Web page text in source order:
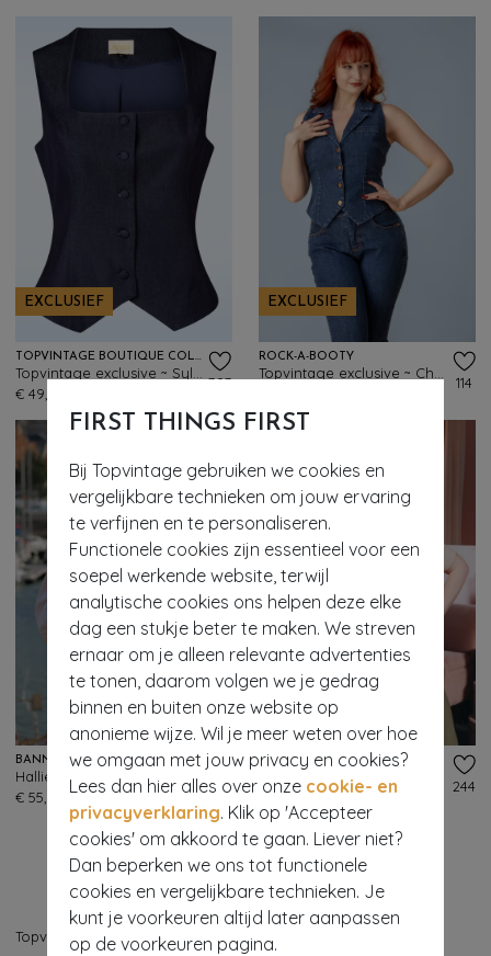
FIRST THINGS FIRST
Bij Topvintage gebruiken we cookies en
vergelijkbare technieken om jouw ervaring
te verfijnen en te personaliseren.
Functionele cookies zijn essentieel voor een
soepel werkende website, terwijl
analytische cookies ons helpen deze elke
dag een stukje beter te maken. We streven
ernaar om je alleen relevante advertenties
te tonen, daarom volgen we je gedrag
binnen en buiten onze website op
anonieme wijze. Wil je meer weten over hoe
we omgaan met jouw privacy en cookies?
Lees dan hier alles over onze cookie- en
privacyverklaring. Klik op 'Accepteer
cookies' om akkoord te gaan. Liever niet?
Dan beperken we ons tot functionele
cookies en vergelijkbare technieken. Je
kunt je voorkeuren altijd later aanpassen
op de voorkeuren pagina.
EXCLUSIEF
TOPVINTAGE BOUTIQUE COLLECTION
€ 49,95
383
EXCLUSIEF
ROCK-A-BOOTY
114
BANNED RETRO
Hallie pied de poule gilet in bruin
€ 55,95
934
- 60%
FEMKIT
Lucy gilet in khaki
€ 129,95 € 51,95
244
Topvintage > Kleding Gilets